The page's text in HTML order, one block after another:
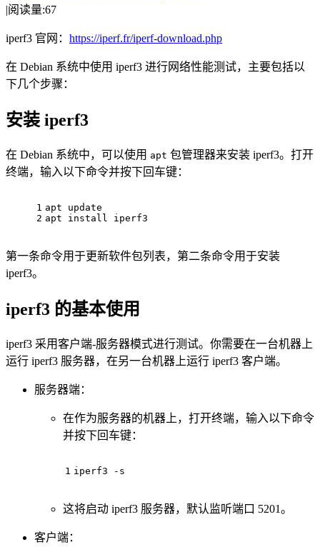
|阅读量:67
iperf3 官网： https://iperf.fr/iperf-download.php
在 Debian 系统中使用 iperf3 进行网络性能测试，主要包括以
下几个步骤：
安装 iperf3
在 Debian 系统中，可以使用 apt 包管理器来安装 iperf3。打开
终端，输入以下命令并按下回车键：
1
2
apt update
apt install iperf3
第一条命令用于更新软件包列表，第二条命令用于安装
iperf3。
iperf3 的基本使用
iperf3 采用客户端-服务器模式进行测试。你需要在一台机器上
运行 iperf3 服务器，在另一台机器上运行 iperf3 客户端。
服务器端：
在作为服务器的机器上，打开终端，输入以下命令
并按下回车键：
1 iperf3 -s
这将启动 iperf3 服务器，默认监听端口 5201。
客户端：